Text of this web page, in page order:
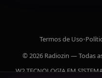
Termos de Uso•
© 2026 Radiozin — Todas
W2 TECNOLOGIA EM